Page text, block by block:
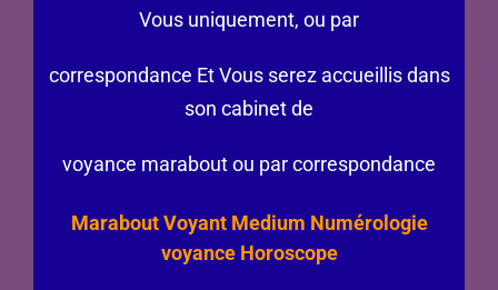
Vous uniquement, ou par
correspondance Et Vous serez accueillis dans
son cabinet de
voyance marabout ou par correspondance
Marabout Voyant Medium Numérologie
voyance Horoscope